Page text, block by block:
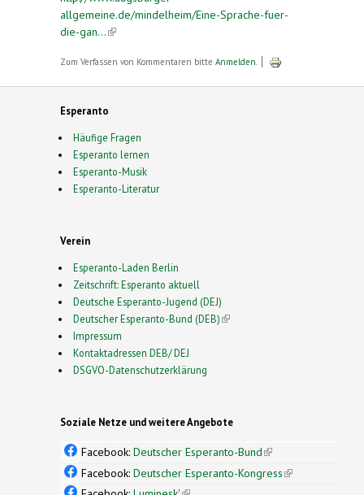
allgemeine.de/mindelheim/Eine-Sprache-fuer-
die-gan...(link is external)
Zum Verfassen von Kommentaren bitte Anmelden
Esperanto
Häufige Fragen
Esperanto lernen
Esperanto-Musik
Esperanto-Literatur
Verein
Esperanto-Laden Berlin
Zeitschrift: Esperanto aktuell
Deutsche Esperanto-Jugend (DEJ)
Deutscher Esperanto-Bund (DEB)(link is external)
Impressum
Kontaktadressen DEB/ DEJ
DSGVO-Datenschutzerklärung
Soziale Netze und weitere Angebote
Facebook: Deutscher Esperanto-Bund(link is
external)
Facebook: Deutscher Esperanto-Kongress(link is